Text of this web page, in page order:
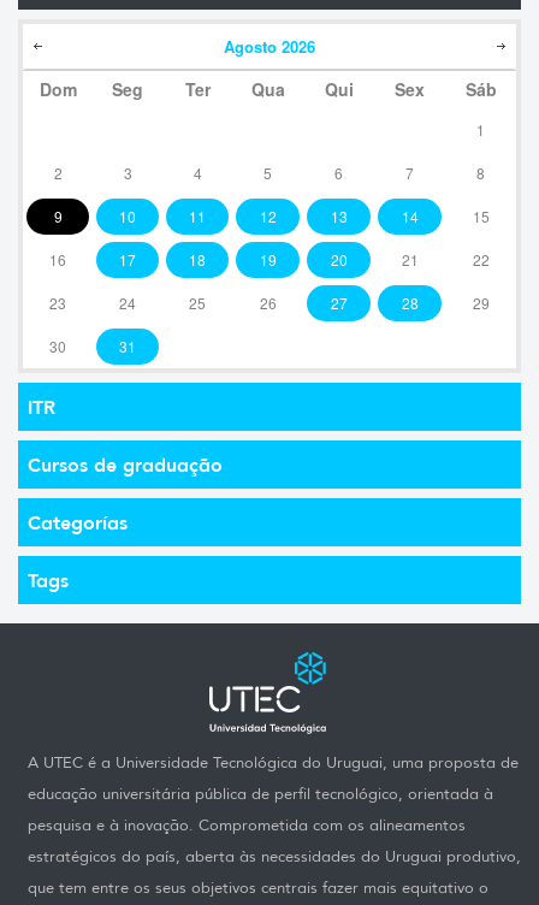
Agosto 2026
Dom Seg Ter Qua Qui Sex Sáb
1
2 3 4 5 6 7 8
9 10 11 12 13 14 15
16 17 18 19 20 21 22
23 24 25 26 27 28 29
30 31
ITR
Cursos de graduação
Categorías
Tags
A UTEC é a Universidade Tecnológica do Uruguai, uma proposta de
educação universitária pública de perfil tecnológico, orientada à
pesquisa e à inovação. Comprometida com os alineamentos
estratégicos do país, aberta às necessidades do Uruguai produtivo,
que tem entre os seus objetivos centrais fazer mais equitativo o